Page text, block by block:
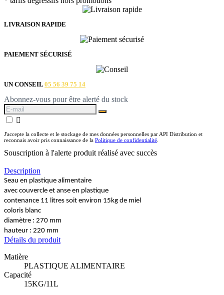
LIVRAISON RAPIDE
PAIEMENT SÉCURISÉ
UN CONSEIL 05 56 39 75 14
Abonnez-vous pour être alerté du stock

J'accepte la collecte et le stockage de mes données personnelles par API Distribution et
reconnais avoir pris connaissance de la Politique de confidentialité.
Souscription à l'alerte produit réalisé avec succès
Description
Seau en plastique alimentaire
avec couvercle et anse en plastique
contenance 11 litres soit environ 15kg de miel
coloris blanc
diamètre : 270 mm
hauteur : 220 mm
Détails du produit
Matière
PLASTIQUE ALIMENTAIRE
Capacité
15KG/11L